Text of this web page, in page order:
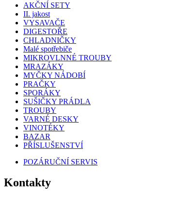
AKČNÍ SETY
II. jakost
VYSAVAČE
DIGESTOŘE
CHLADNIČKY
Malé spotřebiče
MIKROVLNNÉ TROUBY
MRAZÁKY
MYČKY NÁDOBÍ
PRAČKY
SPORÁKY
SUŠIČKY PRÁDLA
TROUBY
VARNÉ DESKY
VINOTÉKY
BAZAR
PŘÍSLUŠENSTVÍ
POZÁRUČNÍ SERVIS
Kontakty